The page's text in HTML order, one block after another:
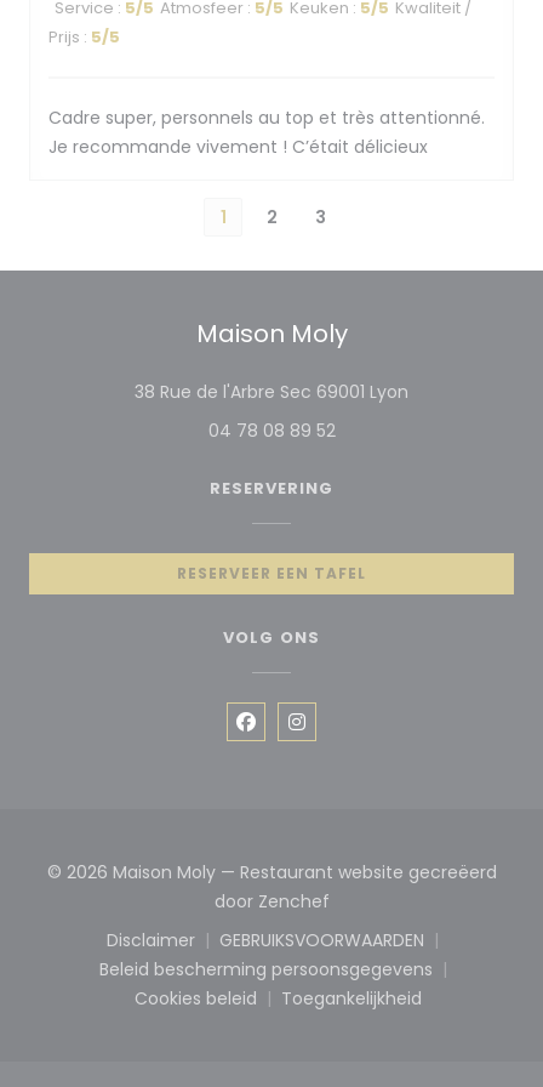
Service : 5/5 Atmosfeer : 5/5 Keuken : 5/5 Kwaliteit /
Prijs : 5/5
Cadre super, personnels au top et très attentionné.
Je recommande vivement ! C’était délicieux
1 2 3
Maison Moly
38 Rue de l'Arbre Sec 69001 Lyon
04 78 08 89 52
RESERVERING
RESERVEER EEN TAFEL
VOLG ONS
Facebook ((opent in een
Instagram ((opent in
© 2026 Maison Moly — Restaurant website gecreëerd
door Zenchef((opent in een nieuw
Disclaimer
((opent in een nieuw venster))
GEBRUIKSVOORWAARDEN
((opent in een nieuw
Beleid bescherming persoonsgegevens
((opent in een nieuw venster))
Cookies beleid
((opent in een nieuw venster))
Toegankelijkheid
((opent in een nieuw